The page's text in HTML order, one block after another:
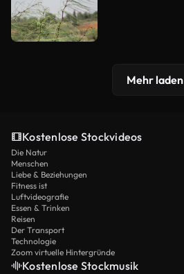
Mehr laden
Kostenlose Stockvideos
Die Natur
Menschen
Liebe & Beziehungen
Fitness ist
Luftvideografie
Essen & Trinken
Reisen
Der Transport
Technologie
Zoom virtuelle Hintergründe
Kostenlose Stockmusik